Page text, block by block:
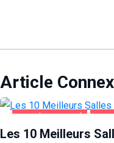
Article
Les 10 Meilleurs